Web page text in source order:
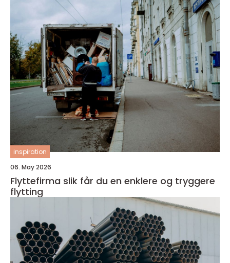
inspiration
06. May 2026
Flyttefirma slik får du en enklere og tryggere
flytting